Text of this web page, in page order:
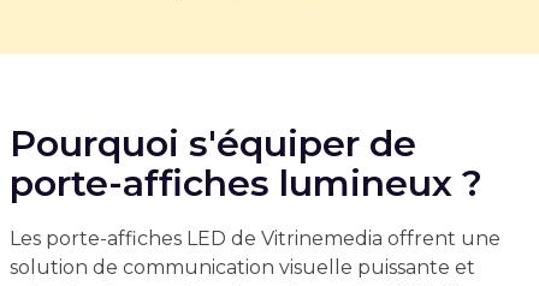
Pourquoi s'équiper de
porte-affiches lumineux ?
Les porte-affiches LED de Vitrinemedia offrent une
solution de communication visuelle puissante et